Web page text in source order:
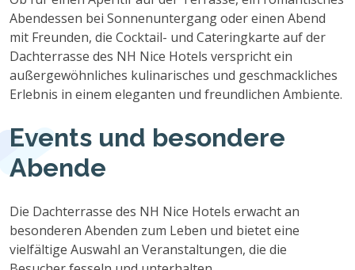
Abendessen bei Sonnenuntergang oder einen Abend
mit Freunden, die Cocktail- und Cateringkarte auf der
Dachterrasse des NH Nice Hotels verspricht ein
außergewöhnliches kulinarisches und geschmackliches
Erlebnis in einem eleganten und freundlichen Ambiente.
Events und besondere
Abende
Die Dachterrasse des NH Nice Hotels erwacht an
besonderen Abenden zum Leben und bietet eine
vielfältige Auswahl an Veranstaltungen, die die